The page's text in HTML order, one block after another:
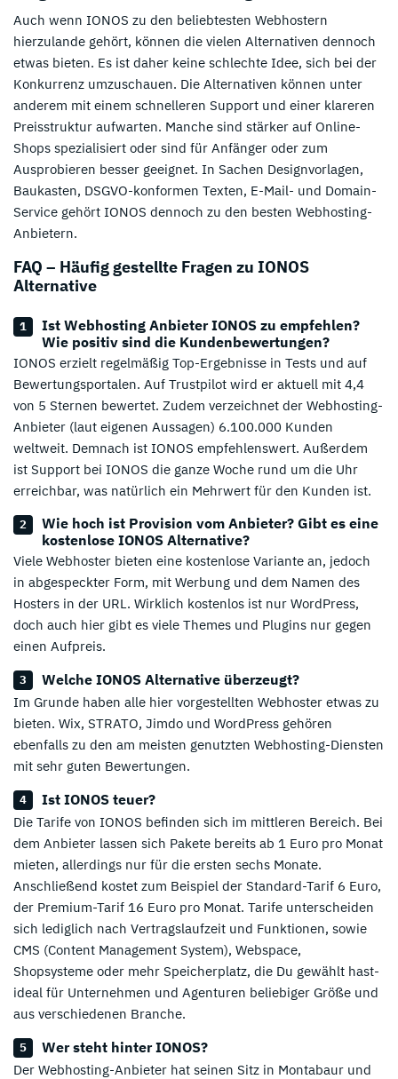
Auch wenn IONOS zu den beliebtesten Webhostern
hierzulande gehört, können die vielen Alternativen dennoch
etwas bieten. Es ist daher keine schlechte Idee, sich bei der
Konkurrenz umzuschauen. Die Alternativen können unter
anderem mit einem schnelleren Support und einer klareren
Preisstruktur aufwarten. Manche sind stärker auf Online-
Shops spezialisiert oder sind für Anfänger oder zum
Ausprobieren besser geeignet. In Sachen Designvorlagen,
Baukasten, DSGVO-konformen Texten, E-Mail- und Domain-
Service gehört IONOS dennoch zu den besten Webhosting-
Anbietern.
FAQ – Häufig gestellte Fragen zu IONOS
Alternative
Ist Webhosting Anbieter IONOS zu empfehlen?
Wie positiv sind die Kundenbewertungen?
IONOS erzielt regelmäßig Top-Ergebnisse in Tests und auf
Bewertungsportalen. Auf Trustpilot wird er aktuell mit 4,4
von 5 Sternen bewertet. Zudem verzeichnet der Webhosting-
Anbieter (laut eigenen Aussagen) 6.100.000 Kunden
weltweit. Demnach ist IONOS empfehlenswert. Außerdem
ist Support bei IONOS die ganze Woche rund um die Uhr
erreichbar, was natürlich ein Mehrwert für den Kunden ist.
Wie hoch ist Provision vom Anbieter? Gibt es eine
kostenlose IONOS Alternative?
Viele Webhoster bieten eine kostenlose Variante an, jedoch
in abgespeckter Form, mit Werbung und dem Namen des
Hosters in der URL. Wirklich kostenlos ist nur WordPress,
doch auch hier gibt es viele Themes und Plugins nur gegen
einen Aufpreis.
Welche IONOS Alternative überzeugt?
Im Grunde haben alle hier vorgestellten Webhoster etwas zu
bieten. Wix, STRATO, Jimdo und WordPress gehören
ebenfalls zu den am meisten genutzten Webhosting-Diensten
mit sehr guten Bewertungen.
Ist IONOS teuer?
Die Tarife von IONOS befinden sich im mittleren Bereich. Bei
dem Anbieter lassen sich Pakete bereits ab 1 Euro pro Monat
mieten, allerdings nur für die ersten sechs Monate.
Anschließend kostet zum Beispiel der Standard-Tarif 6 Euro,
der Premium-Tarif 16 Euro pro Monat. Tarife unterscheiden
sich lediglich nach Vertragslaufzeit und Funktionen, sowie
CMS (Content Management System), Webspace,
Shopsysteme oder mehr Speicherplatz, die Du gewählt hast-
ideal für Unternehmen und Agenturen beliebiger Größe und
aus verschiedenen Branche.
Wer steht hinter IONOS?
Der Webhosting-Anbieter hat seinen Sitz in Montabaur und